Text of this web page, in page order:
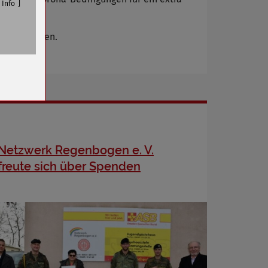
einhalten.
Regenbogen e. V.
sich über Spenden
Info